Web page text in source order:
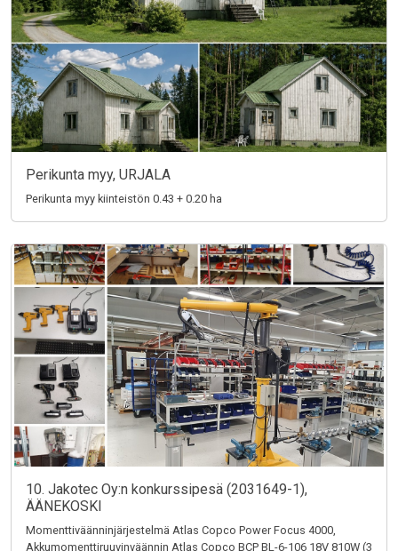
Perikunta myy, URJALA
Perikunta myy kiinteistön 0.43 + 0.20 ha
10. Jakotec Oy:n konkurssipesä (2031649-1),
ÄÄNEKOSKI
Momenttiväänninjärjestelmä Atlas Copco Power Focus 4000,
Akkumomenttiruuvinväännin Atlas Copco BCP BL-6-106 18V 810W (3